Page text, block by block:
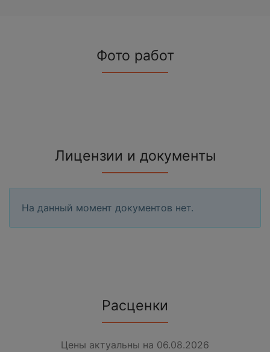
Фото работ
Лицензии и документы
На данный момент документов нет.
Расценки
Цены актуальны на 06.08.2026